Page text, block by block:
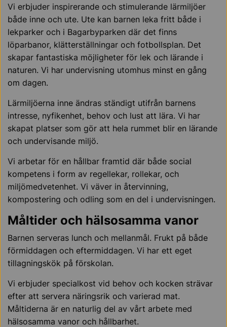
Vi erbjuder inspirerande och stimulerande lärmiljöer
både inne och ute. Ute kan barnen leka fritt både i
lekparker och i Bagarbyparken där det finns
löparbanor, klätterställningar och fotbollsplan. Det
skapar fantastiska möjligheter för lek och lärande i
naturen. Vi har undervisning utomhus minst en gång
om dagen.
Lärmiljöerna inne ändras ständigt utifrån barnens
intresse, nyfikenhet, behov och lust att lära. Vi har
skapat platser som gör att hela rummet blir en lärande
och undervisande miljö.
Vi arbetar för en hållbar framtid där både social
kompetens i form av regellekar, rollekar, och
miljömedvetenhet. Vi väver in återvinning,
kompostering och odling som en del i undervisningen.
Måltider och hälsosamma vanor
Barnen serveras lunch och mellanmål. Frukt på både
förmiddagen och eftermiddagen. Vi har ett eget
tillagningskök på förskolan.
Vi erbjuder specialkost vid behov och kocken strävar
efter att servera näringsrik och varierad mat.
Måltiderna är en naturlig del av vårt arbete med
hälsosamma vanor och hållbarhet.